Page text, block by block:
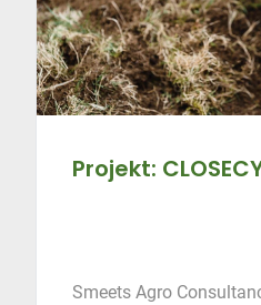
Projekt:
Smeets Agro